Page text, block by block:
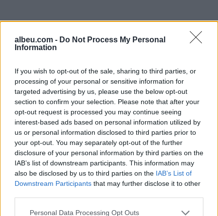
albeu.com - Do Not Process My Personal
Information
If you wish to opt-out of the sale, sharing to third parties, or
processing of your personal or sensitive information for
targeted advertising by us, please use the below opt-out
section to confirm your selection. Please note that after your
opt-out request is processed you may continue seeing
interest-based ads based on personal information utilized by
us or personal information disclosed to third parties prior to
your opt-out. You may separately opt-out of the further
disclosure of your personal information by third parties on the
IAB’s list of downstream participants. This information may
also be disclosed by us to third parties on the IAB’s List of
Downstream Participants that may further disclose it to other
Personal Data Processing Opt Outs
Shtuarmë 2.09.2025 15:52
Tags:
gjesti , lajmerim